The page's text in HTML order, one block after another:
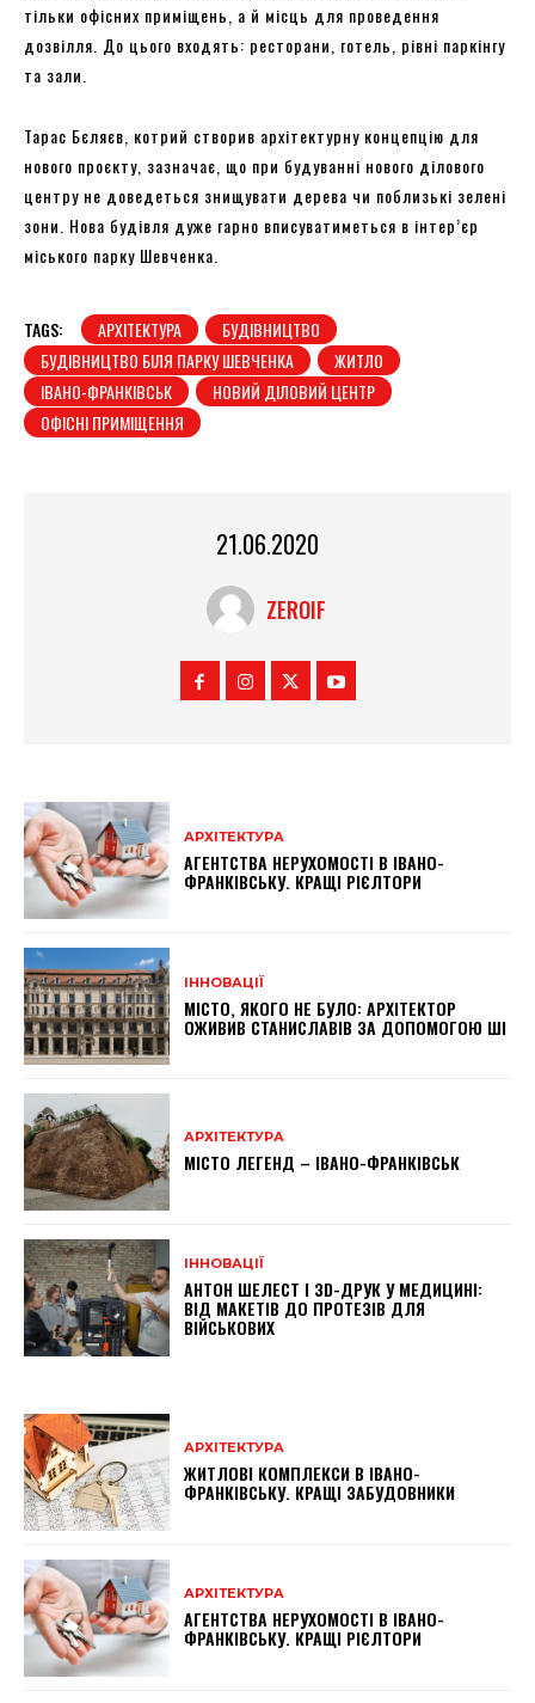
тільки офісних приміщень, а й місць для проведення
дозвілля. До цього входять: ресторани, готель, рівні паркінгу
та зали.
Тарас Бєляєв, котрий створив архітектурну концепцію для
нового проєкту, зазначає, що при будуванні нового ділового
центру не доведеться знищувати дерева чи поблизькі зелені
зони. Нова будівля дуже гарно вписуватиметься в інтер’єр
міського парку Шевченка.
TAGS: АРХІТЕКТУРА
БУДІВНИЦТВО
БУДІВНИЦТВО БІЛЯ ПАРКУ ШЕВЧЕНКА
ЖИТЛО
ІВАНО-ФРАНКІВСЬК
НОВИЙ ДІЛОВИЙ ЦЕНТР
ОФІСНІ ПРИМІЩЕННЯ
21.06.2020
ZEROIF
АРХІТЕКТУРА
АГЕНТСТВА НЕРУХОМОСТІ В ІВАНО-
ФРАНКІВСЬКУ. КРАЩІ РІЄЛТОРИ
ІННОВАЦІЇ
МІСТО, ЯКОГО НЕ БУЛО: АРХІТЕКТОР
ОЖИВИВ СТАНИСЛАВІВ ЗА ДОПОМОГОЮ ШІ
АРХІТЕКТУРА
МІСТО ЛЕГЕНД – ІВАНО-ФРАНКІВСЬК
ІННОВАЦІЇ
АНТОН ШЕЛЕСТ І 3D-ДРУК У МЕДИЦИНІ:
ВІД МАКЕТІВ ДО ПРОТЕЗІВ ДЛЯ
ВІЙСЬКОВИХ
АРХІТЕКТУРА
ЖИТЛОВІ КОМПЛЕКСИ В ІВАНО-
ФРАНКІВСЬКУ. КРАЩІ ЗАБУДОВНИКИ
АРХІТЕКТУРА
АГЕНТСТВА НЕРУХОМОСТІ В ІВАНО-
ФРАНКІВСЬКУ. КРАЩІ РІЄЛТОРИ